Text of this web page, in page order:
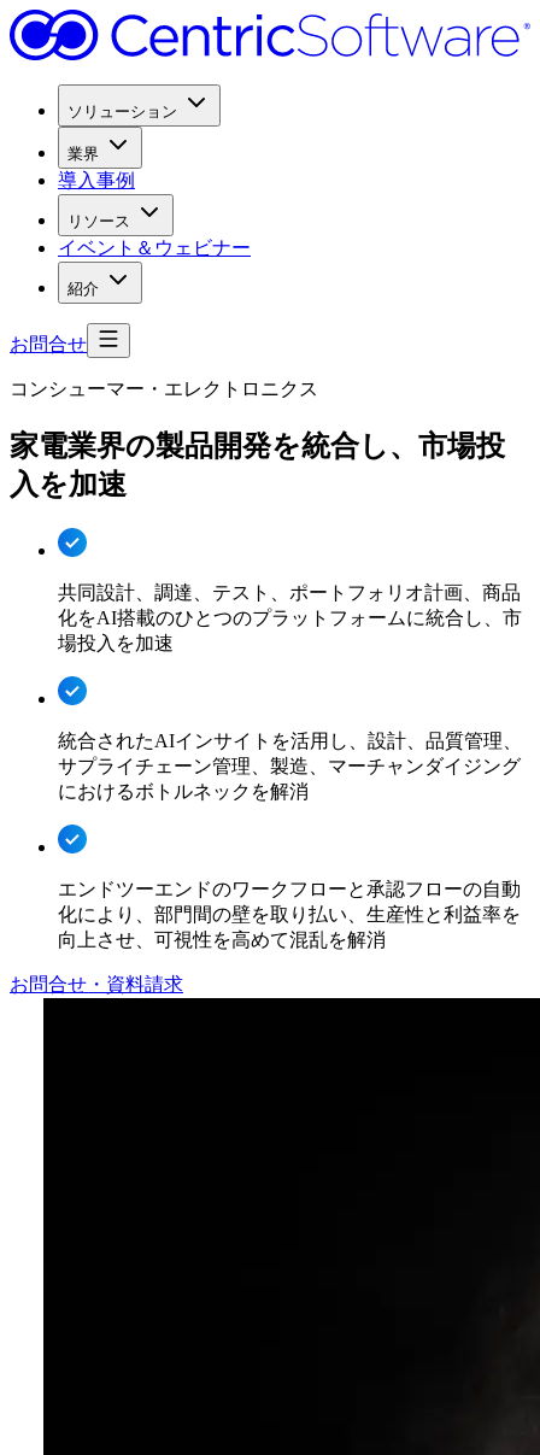
ソリューション
業界
導入事例
リソース
イベント＆ウェビナー
紹介
お問合せ
コンシューマー・エレクトロニクス
家電業界の製品開発を統合し、 市場投
入を加速
共同設計、調達、テスト、ポートフォリオ計画、商品
化をAI搭載のひとつのプラットフォームに統合し、市
場投入を加速
統合されたAIインサイトを活用し、設計、品質管理、
サプライチェーン管理、製造、マーチャンダイジング
におけるボトルネックを解消
エンドツーエンドのワークフローと承認フローの自動
化により、部門間の壁を取り払い、生産性と利益率を
向上させ、可視性を高めて混乱を解消
お問合せ・資料請求